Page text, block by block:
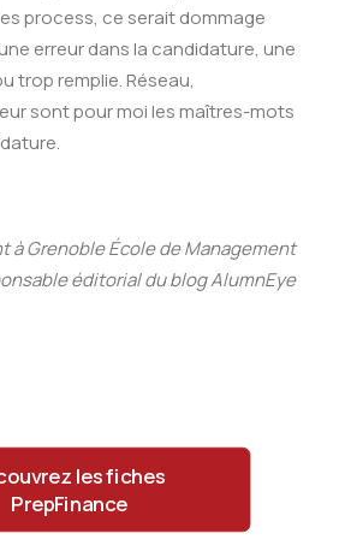
process, ce serait dommage
erreur dans la candidature, une
trop remplie. Réseau,
sont pour moi les maîtres-mots
à Grenoble École de Management
éditorial du blog AlumnEye
les fiches
PrepFinance